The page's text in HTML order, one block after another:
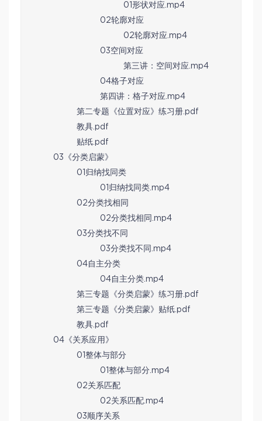
01形状对应.mp4
02轮廓对应
02轮廓对应.mp4
03空间对应
第三讲：空间对应.mp4
04格子对应
第四讲：格子对应.mp4
第二专题《位置对应》练习册.pdf
教具.pdf
贴纸.pdf
03《分类启蒙》
01归纳找同类
01归纳找同类.mp4
02分类找相同
02分类找相同.mp4
03分类找不同
03分类找不同.mp4
04自主分类
04自主分类.mp4
第三专题《分类启蒙》练习册.pdf
第三专题《分类启蒙》贴纸.pdf
教具.pdf
04《关系应用》
01整体与部分
01整体与部分.mp4
02关系匹配
02关系匹配.mp4
03顺序关系